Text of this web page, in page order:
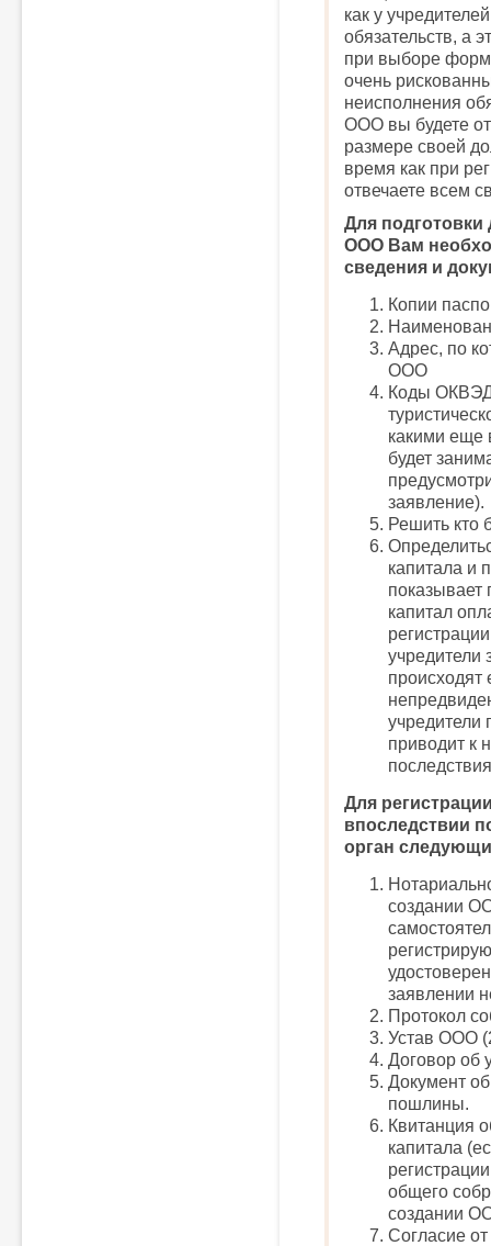
как у
обязательств, а
при выборе
очень
неисполнения
ООО вы будете
размере своей
время как при
отвечаете всем
Для подготовки
ООО Вам
сведения и
Копии
Адрес, по
ООО
Коды
какими еще
будет
заявление).
Решить кто
капитала и
показывает
капитал
учредители
происходят
учредители
приводит к
Для
впоследствии
орган
создании
заявлении
Протокол
Устав ООО
Договор об
Документ
пошлины.
Квитанция
капитала
общего
создании
Согласие